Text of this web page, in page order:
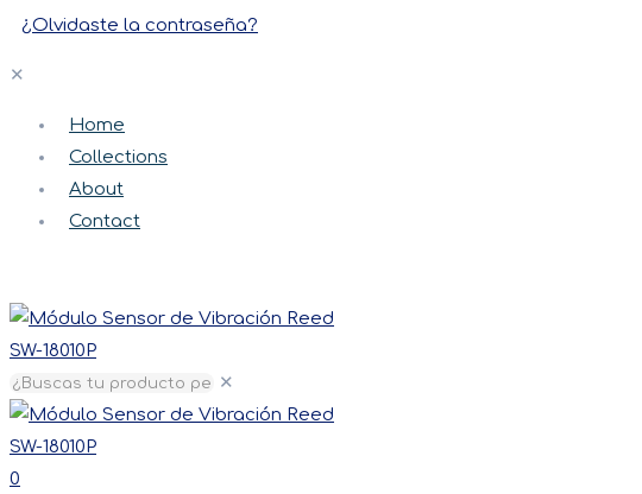
¿Olvidaste la contraseña?
✕
Home
Collections
About
Contact
✕
0